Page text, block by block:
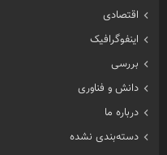
اقتصادی
اینفوگرافیک
بررسی
دانش و فناوری
درباره ما
دسته‌بندی نشده